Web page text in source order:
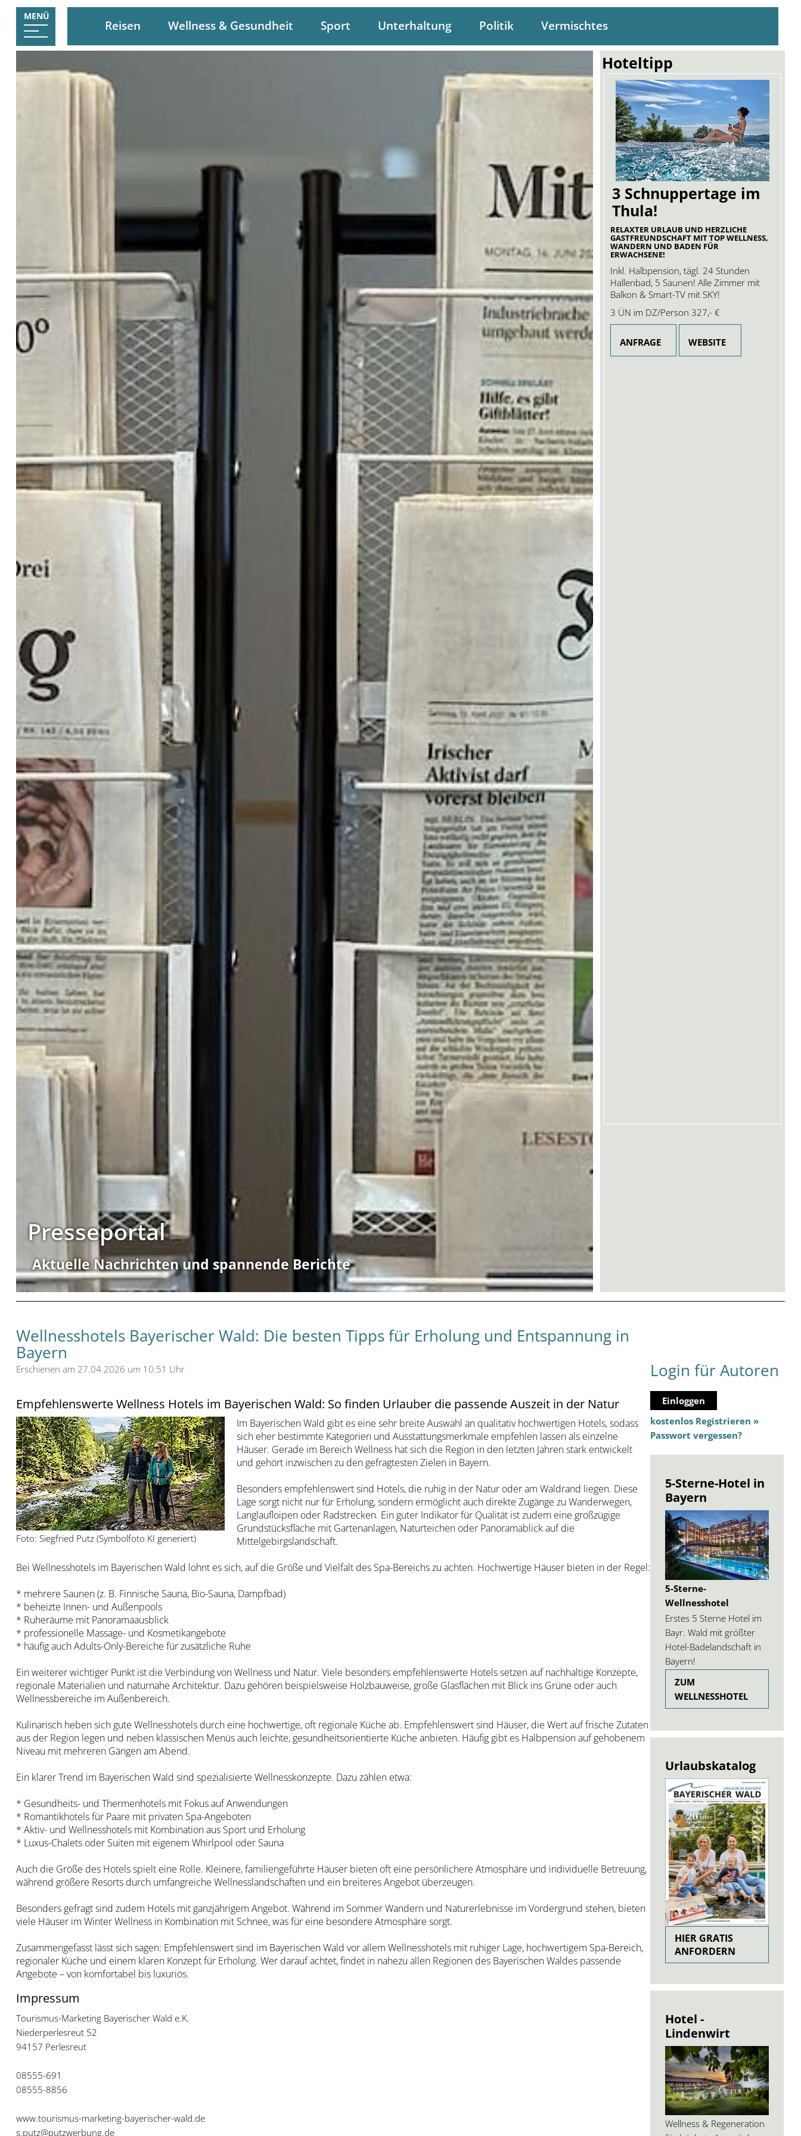
MENÜ
Presseportal
Aktuelle Nachrichten und spannende Berichte
Hoteltipp
3 Schnuppertage im
Thula!
RELAXTER URLAUB UND HERZLICHE
GASTFREUNDSCHAFT MIT TOP WELLNESS,
WANDERN UND BADEN FÜR
ERWACHSENE!
Inkl. Halbpension, tägl. 24 Stunden
Hallenbad, 5 Saunen! Alle Zimmer mit
Balkon & Smart-TV mit SKY!
3 ÜN im DZ/Person 327,- €
ANFRAGE WEBSITE
Reisen Wellness & Gesundheit Sport Unterhaltung Politik Vermischtes
Wellnesshotels Bayerischer Wald: Die besten Tipps für Erholung und Entspannung in
Bayern
Erschienen am 27.04.2026 um 10:51 Uhr
Empfehlenswerte Wellness Hotels im Bayerischen Wald: So finden Urlauber die passende Auszeit in der Natur
Foto: Siegfried Putz (Symbolfoto KI generiert)
Im Bayerischen Wald gibt es eine sehr breite Auswahl an qualitativ hochwertigen Hotels, sodass
sich eher bestimmte Kategorien und Ausstattungsmerkmale empfehlen lassen als einzelne
Häuser. Gerade im Bereich Wellness hat sich die Region in den letzten Jahren stark entwickelt
und gehört inzwischen zu den gefragtesten Zielen in Bayern.
Besonders empfehlenswert sind Hotels, die ruhig in der Natur oder am Waldrand liegen. Diese
Lage sorgt nicht nur für Erholung, sondern ermöglicht auch direkte Zugänge zu Wanderwegen,
Langlaufloipen oder Radstrecken. Ein guter Indikator für Qualität ist zudem eine großzügige
Grundstücksfläche mit Gartenanlagen, Naturteichen oder Panoramablick auf die
Mittelgebirgslandschaft.
Bei Wellnesshotels im Bayerischen Wald lohnt es sich, auf die Größe und Vielfalt des Spa-Bereichs zu achten. Hochwertige Häuser bieten in der Regel:
* mehrere Saunen (z. B. Finnische Sauna, Bio-Sauna, Dampfbad)
* beheizte Innen- und Außenpools
* Ruheräume mit Panoramaausblick
* professionelle Massage- und Kosmetikangebote
* häufig auch Adults-Only-Bereiche für zusätzliche Ruhe
Ein weiterer wichtiger Punkt ist die Verbindung von Wellness und Natur. Viele besonders empfehlenswerte Hotels setzen auf nachhaltige Konzepte,
regionale Materialien und naturnahe Architektur. Dazu gehören beispielsweise Holzbauweise, große Glasflächen mit Blick ins Grüne oder auch
Wellnessbereiche im Außenbereich.
Kulinarisch heben sich gute Wellnesshotels durch eine hochwertige, oft regionale Küche ab. Empfehlenswert sind Häuser, die Wert auf frische Zutaten
aus der Region legen und neben klassischen Menüs auch leichte, gesundheitsorientierte Küche anbieten. Häufig gibt es Halbpension auf gehobenem
Niveau mit mehreren Gängen am Abend.
Ein klarer Trend im Bayerischen Wald sind spezialisierte Wellnesskonzepte. Dazu zählen etwa:
* Gesundheits- und Thermenhotels mit Fokus auf Anwendungen
* Romantikhotels für Paare mit privaten Spa-Angeboten
* Aktiv- und Wellnesshotels mit Kombination aus Sport und Erholung
* Luxus-Chalets oder Suiten mit eigenem Whirlpool oder Sauna
Auch die Größe des Hotels spielt eine Rolle. Kleinere, familiengeführte Häuser bieten oft eine persönlichere Atmosphäre und individuelle Betreuung,
während größere Resorts durch umfangreiche Wellnesslandschaften und ein breiteres Angebot überzeugen.
Besonders gefragt sind zudem Hotels mit ganzjährigem Angebot. Während im Sommer Wandern und Naturerlebnisse im Vordergrund stehen, bieten
viele Häuser im Winter Wellness in Kombination mit Schnee, was für eine besondere Atmosphäre sorgt.
Zusammengefasst lässt sich sagen: Empfehlenswert sind im Bayerischen Wald vor allem Wellnesshotels mit ruhiger Lage, hochwertigem Spa-Bereich,
regionaler Küche und einem klaren Konzept für Erholung. Wer darauf achtet, findet in nahezu allen Regionen des Bayerischen Waldes passende
Angebote – von komfortabel bis luxuriös.
Impressum
Tourismus-Marketing Bayerischer Wald e.K.
Niederperlesreut 52
94157 Perlesreut
08555-691
08555-8856
www.tourismus-marketing-bayerischer-wald.de
s.putz@putzwerbung.de
Login für Autoren
Einloggen
kostenlos Registrieren »
Passwort vergessen?
5-Sterne-Hotel in
Bayern
5-Sterne-
Wellnesshotel
Erstes 5 Sterne Hotel im
Bayr. Wald mit größter
Hotel-Badelandschaft in
Bayern!
ZUM
WELLNESSHOTEL
Urlaubskatalog
HIER GRATIS
ANFORDERN
Hotel -
Lindenwirt
Wellness & Regeneration